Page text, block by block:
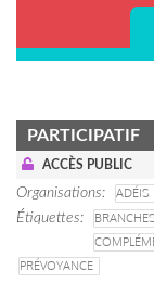
PARTICIPATIF
ACCÈS PUBLIC
Organisations
ADÉIS
Étiquettes
PRÉVOYANCE